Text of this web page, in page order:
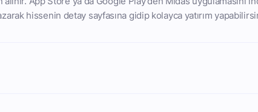
hissenin detay sayfasına gidip kolayca yatırım